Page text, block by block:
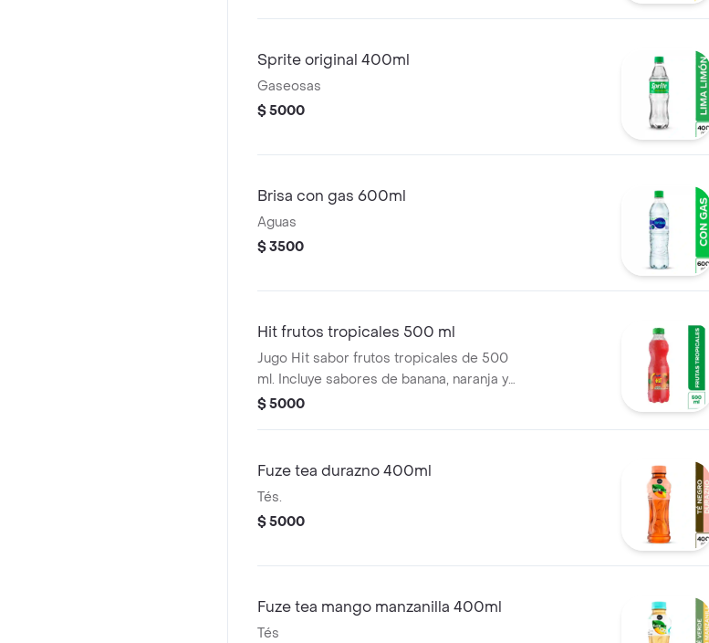
Sprite original 400ml
Gaseosas
$ 5000
Brisa con gas 600ml
Aguas
$ 3500
Hit frutos tropicales 500 ml
Jugo Hit sabor frutos tropicales de 500
ml. Incluye sabores de banana, naranja y
piña.
$ 5000
Fuze tea durazno 400ml
Tés.
$ 5000
Fuze tea mango manzanilla 400ml
Tés